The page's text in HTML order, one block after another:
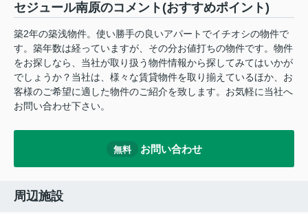
セジュール南原のコメント(おすすめポイント)
築2年の築浅物件。使い勝手の良いアパートでイチオシの物件で
す。築年数は経っていますが、その分お値打ちの物件です。物件
をお探しなら、当社が取り扱う物件情報から探してみてはいかが
でしょうか？当社は、様々な賃貸物件を取り揃えているほか、お
客様のご希望に適した物件のご紹介を致します。お気軽に当社へ
お問い合わせ下さい。
無料 お問い合わせ
周辺施設